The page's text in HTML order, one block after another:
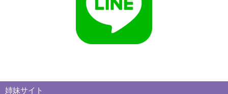
姉妹サイト